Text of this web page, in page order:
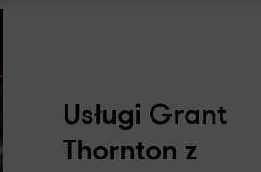
Usługi Grant
Thornton z